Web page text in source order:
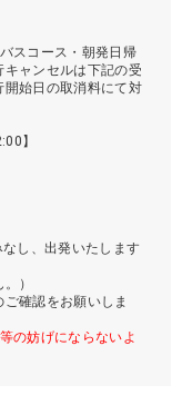
スコース・朝発日帰
ャンセルは下記の受
始日の取消料にて対
】
し、出発いたします
）
確認をお願いしま
の妨げにならないよ